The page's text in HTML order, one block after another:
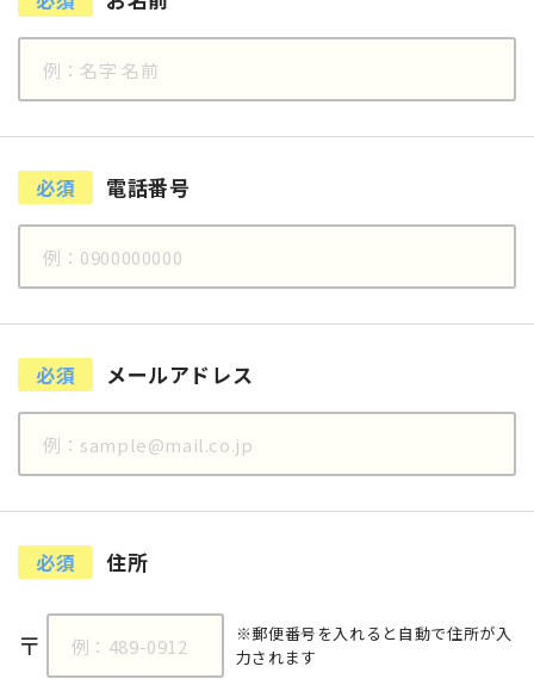
必須 電話番号
必須 メールアドレス
必須 住所
〒
※郵便番号を入れると自動で住所が入
力されます